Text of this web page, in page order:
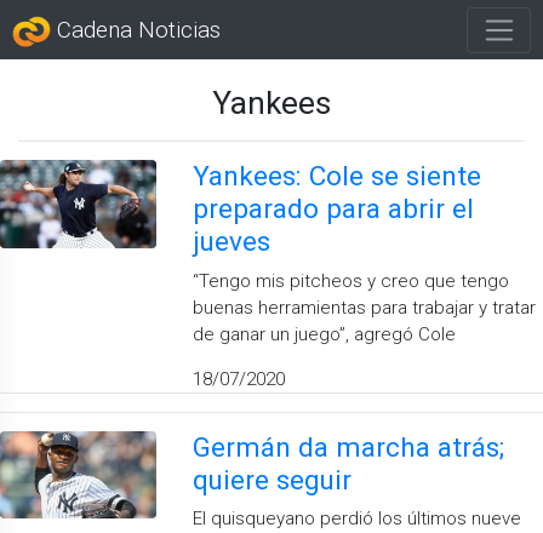
Cadena Noticias
Yankees
Yankees: Cole se siente
preparado para abrir el
jueves
“Tengo mis pitcheos y creo que tengo
buenas herramientas para trabajar y tratar
de ganar un juego”, agregó Cole
18/07/2020
Germán da marcha atrás;
quiere seguir
El quisqueyano perdió los últimos nueve